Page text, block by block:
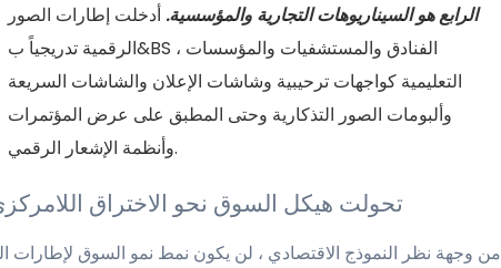
الرابع هو السيناريوهات التجارية والمؤسسية.أدخلت إطارات الصور
الرقمية تدريجياً ب&BS ، الفنادق والمستشفيات والمؤسسات
التعليمية كواجهات ترحيبية وشاشات الإعلان والشاشات السريعة
وألبومات الصور التذكارية وحتى المطبق على عرض المؤتمرات
وأنظمة الإشعار الرقمي.
تحولت هيكل السوق نحو الاختراق
من وجهة نظر النموذج الاقتصادي ، لن يكون نمط نمو السوق لإطارات